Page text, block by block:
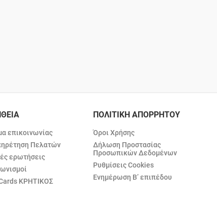
επικοινωνίας
Πελατών
ερωτήσεις
ΚΡΗΤΙΚΟΣ
ΠΟΛΙΤΙΚΗ ΑΠΟΡΡΗΤΟΥ
Όροι Χρήσης
Δήλωση Προστασίας
Προσωπικών Δεδομένων
Ρυθμίσεις Cookies
Ενημέρωση Β’ επιπέδου